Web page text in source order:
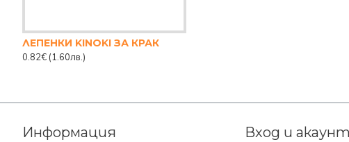
ЛЕПЕНКИ KINOKI ЗА КРАК
0.82€ (1.60лв.)
Информация Вход и акаунт